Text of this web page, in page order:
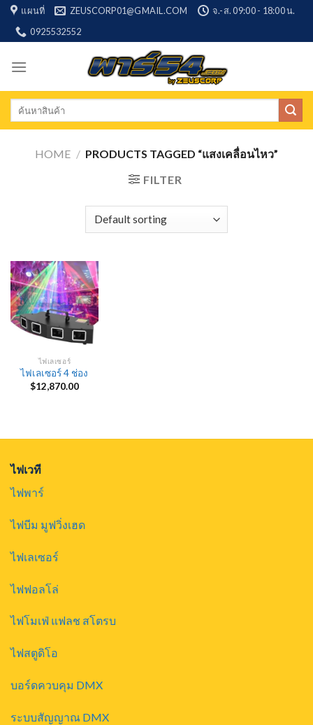
Skip
content
แผนที่ ZEUSCORP01@GMAIL.COM
จ.-ส. 09:00 - 18:00 น.
0925532552
Search
HOME / PRODUCTS TAGGED “แสงเคลื่อนไหว”
FILTER
ไฟเลเซอร์
ไฟเลเซอร์ 4 ช่อง
$12,870.00
ไฟเวที
ไฟพาร์
ไฟบีม มูฟวิ่งเฮด
ไฟเลเซอร์
ไฟฟอลโล่
ไฟโมเฟ่ แฟลช สโตรบ
ไฟสตูดิโอ
บอร์ดควบคุม DMX
ระบบสัญญาณ DMX